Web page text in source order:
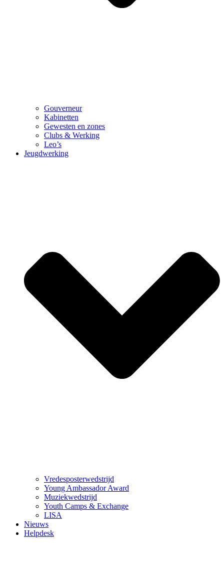
Gouverneur
Kabinetten
Gewesten en zones
Clubs & Werking
Leo’s
Jeugdwerking
Vredesposterwedstrijd
Young Ambassador Award
Muziekwedstrijd
Youth Camps & Exchange
LISA
Nieuws
Helpdesk